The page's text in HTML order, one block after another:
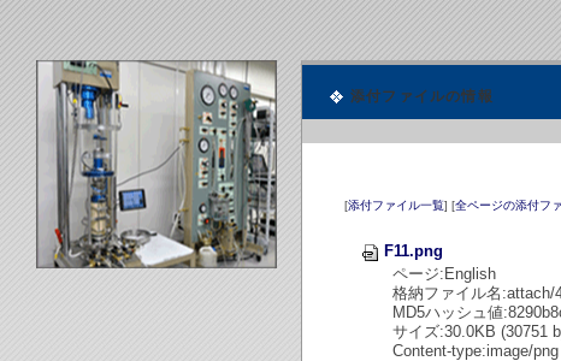
添付ファイルの情報
[添付ファイル一覧] [全ページの添付フ
F11.png
ページ:English
格納ファイル名:attach/
MD5ハッシュ値
サイズ:30.0KB (30751
Content-type:image/png